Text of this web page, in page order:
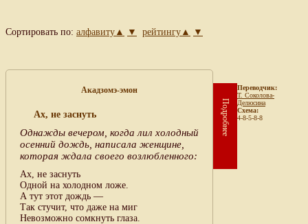
Сортировать по: алфавиту▲ ▼ рейтингу▲ ▼
Акадзомэ-эмон
Ах, не заснуть
Однажды вечером, когда лил холодный
осенний дождь, написала женщине,
которая ждала своего возлюбленного:
Ах, не заснуть
Одной на холодном ложе.
А тут этот дождь —
Так стучит, что даже на миг
Невозможно сомкнуть глаза.
Подробнее
Переводчик:
Т. Соколова-
Делюсина
Схема:
4-8-5-8-8